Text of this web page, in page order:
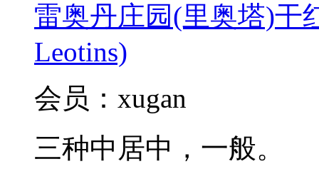
雷奥丹庄园(里奥塔)干
Leotins)
会员：xugan
三种中居中，一般。